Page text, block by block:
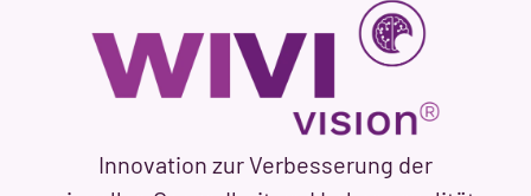
Innovation zur Verbesserung der